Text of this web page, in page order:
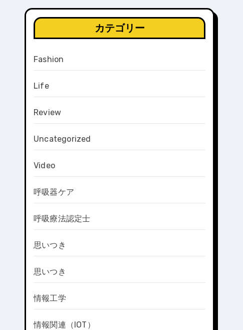
カテゴリー
Fashion
Life
Review
Uncategorized
Video
呼吸器ケア
呼吸療法認定士
思いつき
思いつき
情報工学
情報関連（IOT）